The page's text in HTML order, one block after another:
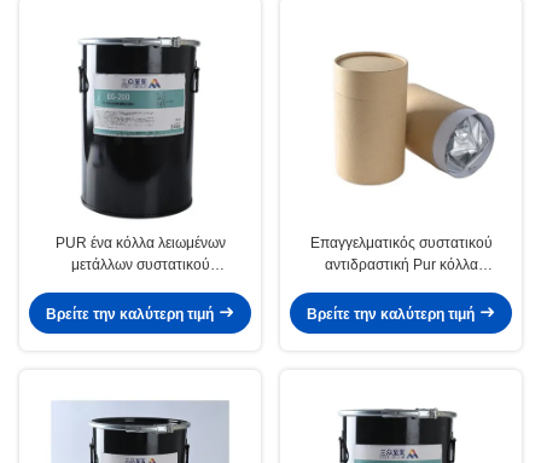
PUR ένα κόλλα λειωμένων
μετάλλων συστατικού
καυτή για τη σύνδεση βιβλίων
Βρείτε την καλύτερη τιμή
Επαγγελματικός συστατικού
αντιδραστική Pur κόλλα
καυτή για τον αυτόματο λαμπτήρα
Βρείτε την καλύτερη τιμή